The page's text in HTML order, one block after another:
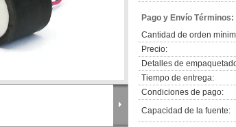
Pago y Envío Términos:
Cantidad de orden
Precio:
Detalles de
Tiempo de entrega:
Condiciones de pago:
Capacidad de la fuente: